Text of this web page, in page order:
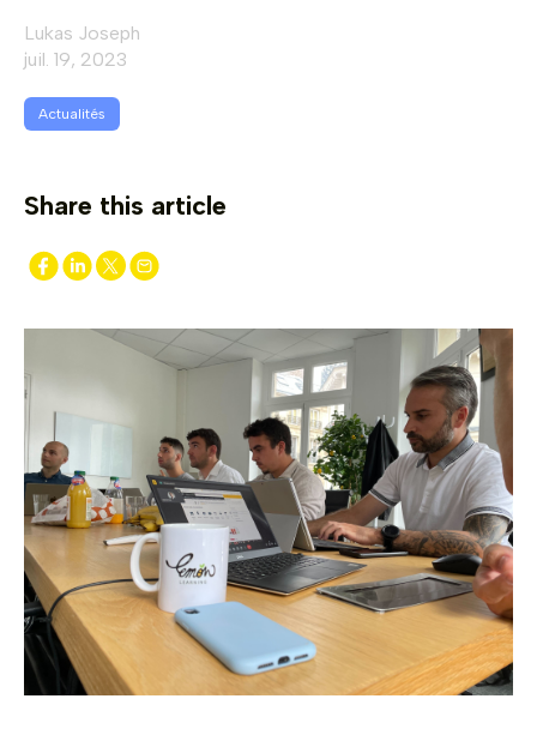
Lukas Joseph
juil. 19, 2023
Actualités
Share this article